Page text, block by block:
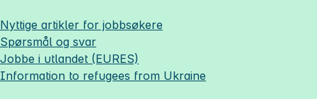
Nyttige artikler for jobbsøkere
Spørsmål og svar
Jobbe i utlandet (EURES)
Information to refugees from Ukraine